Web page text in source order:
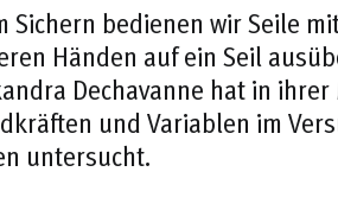
Sichern bedienen wir Seile
Händen auf ein Seil
Dechavanne hat in
und Variablen im
untersucht.